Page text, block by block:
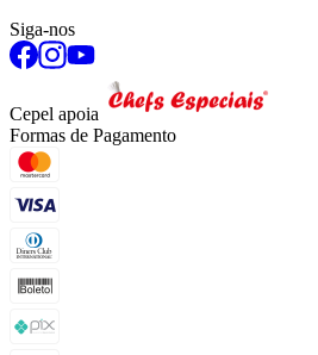
Siga-nos
Cepel apoia
Formas de Pagamento